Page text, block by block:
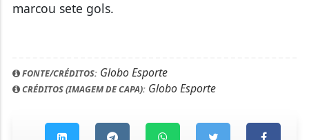
marcou sete gols.
FONTE/CRÉDITOS:Globo Esporte
CRÉDITOS (IMAGEM DE CAPA):Globo Esporte